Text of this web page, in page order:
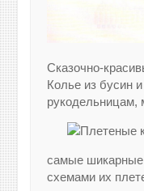
Сказочно-
Колье из
рукодельницам,
самые шикарные
схемами их